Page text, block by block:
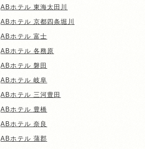
ABホテル 東海太田川
ABホテル 京都四条堀川
ABホテル 富士
ABホテル 各務原
ABホテル 磐田
ABホテル 岐阜
ABホテル 三河豊田
ABホテル 豊橋
ABホテル 奈良
ABホテル 蒲郡